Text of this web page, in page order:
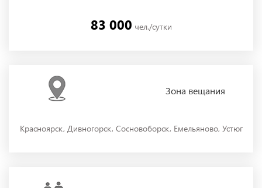
83 000 чел./сутки
Зона вещания
Красноярск, Дивногорск, Сосновоборск, Емельяново, Устюг